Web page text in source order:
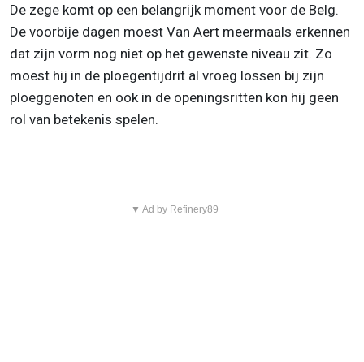
De zege komt op een belangrijk moment voor de Belg.
De voorbije dagen moest Van Aert meermaals erkennen
dat zijn vorm nog niet op het gewenste niveau zit. Zo
moest hij in de ploegentijdrit al vroeg lossen bij zijn
ploeggenoten en ook in de openingsritten kon hij geen
rol van betekenis spelen.
▼ Ad by Refinery89